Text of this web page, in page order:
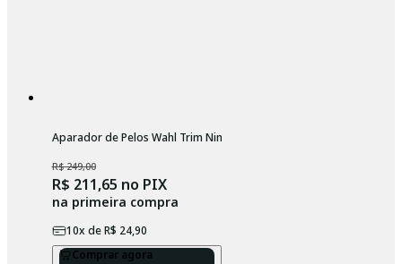
Aparador de Pelos Wahl Trim Ninja Laranja 3 em 1
R$ 249,00
R$ 211,65 no PIX
na primeira compra
10x deR$ 24,90
Comprar agora